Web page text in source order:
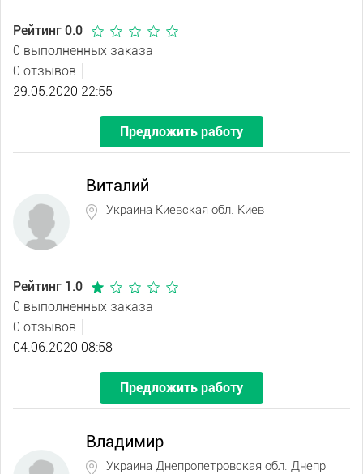
Рейтинг 0.0
0 выполненных заказа
0 отзывов
29.05.2020 22:55
Предложить работу
Виталий
Украина Киевская обл. Киев
Рейтинг 1.0
0 выполненных заказа
0 отзывов
04.06.2020 08:58
Предложить работу
Владимир
Украина Днепропетровская обл. Днепр